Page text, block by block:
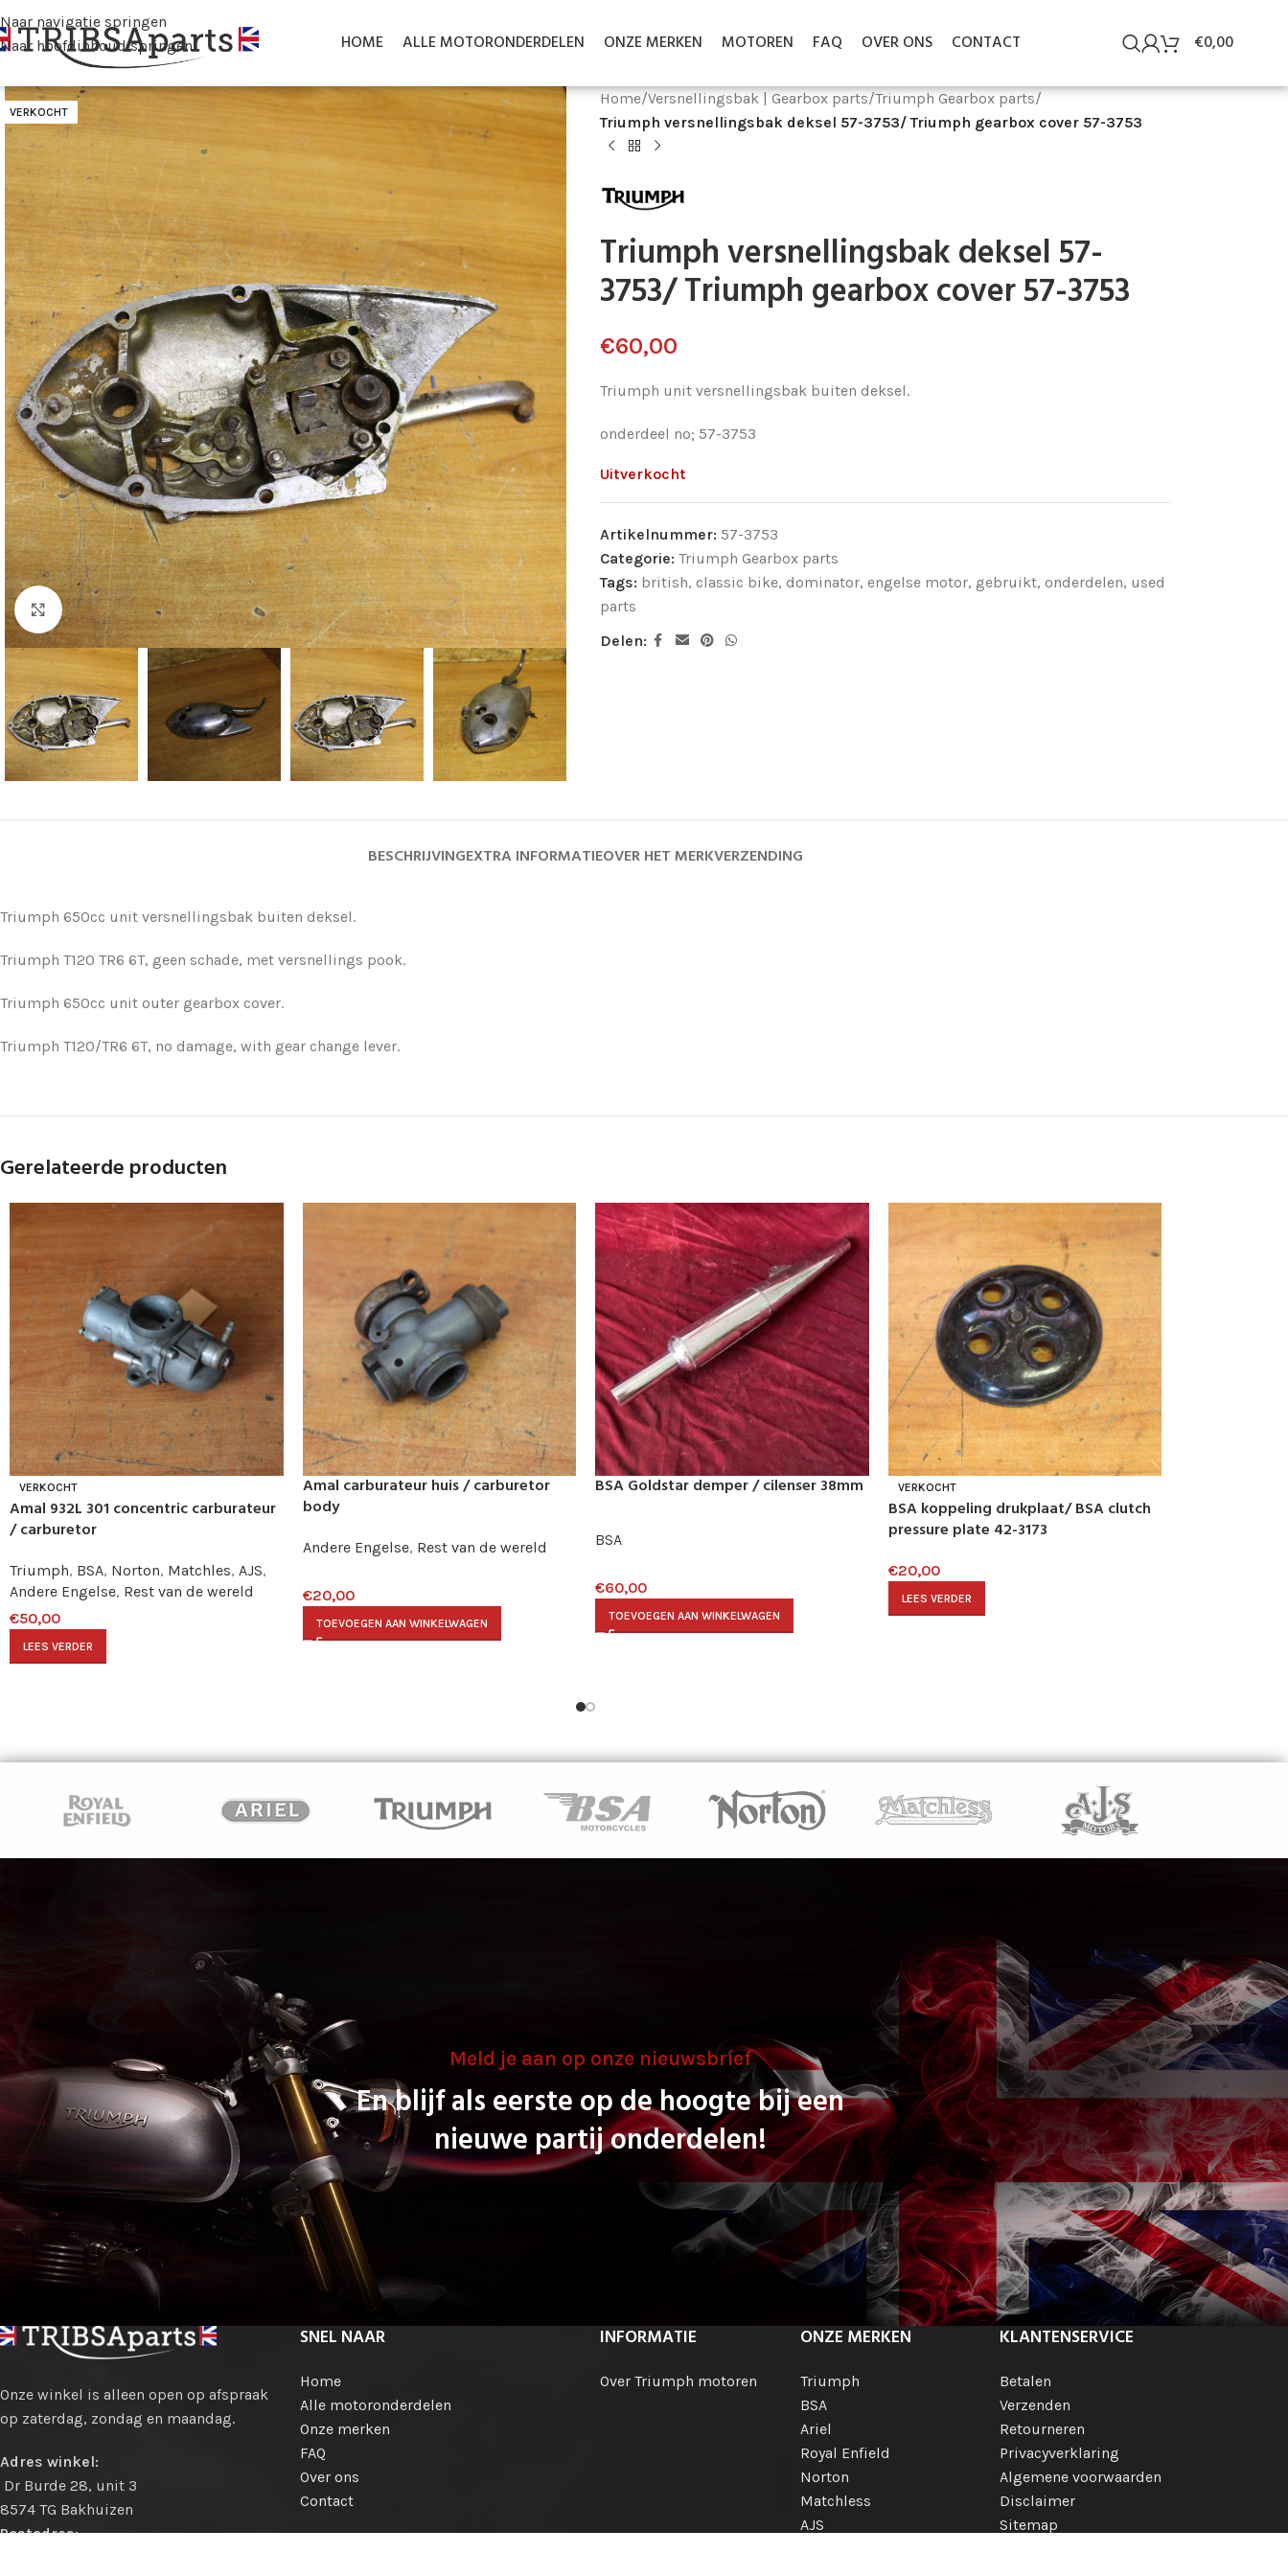
Naar navigatie springen
Naar hoofdinhoud springen
HOME ALLE MOTORONDERDELEN ONZE MERKEN MOTOREN FAQ OVER ONS CONTACT €0,00
VERKOCHT
Klik voor vergroting
Home/Versnellingsbak | Gearbox parts/Triumph Gearbox parts/
Triumph versnellingsbak deksel 57-3753/ Triumph gearbox cover 57-3753
Triumph versnellingsbak deksel 57-
3753/ Triumph gearbox cover 57-3753
€60,00
Triumph unit versnellingsbak buiten deksel.
onderdeel no; 57-3753
Uitverkocht
Artikelnummer: 57-3753
Categorie: Triumph Gearbox parts
Tags: british, classic bike, dominator, engelse motor, gebruikt, onderdelen, used
parts
Delen:
BESCHRIJVINGEXTRA INFORMATIEOVER HET MERKVERZENDING
Triumph 650cc unit versnellingsbak buiten deksel.
Triumph T120 TR6 6T, geen schade, met versnellings pook.
Triumph 650cc unit outer gearbox cover.
Triumph T120/TR6 6T, no damage, with gear change lever.
Gerelateerde producten
VERKOCHT
Amal 932L 301 concentric carburateur
/ carburetor
Triumph, BSA, Norton, Matchles, AJS,
Andere Engelse, Rest van de wereld
€50,00
LEES VERDER
Amal carburateur huis / carburetor
body
Andere Engelse, Rest van de wereld
€20,00
TOEVOEGEN AAN WINKELWAGEN
BSA Goldstar demper / cilenser 38mm
BSA
€60,00
TOEVOEGEN AAN WINKELWAGEN
VERKOCHT
BSA koppeling drukplaat/ BSA clutch
pressure plate 42-3173
€20,00
LEES VERDER
Meld je aan op onze nieuwsbrief
En blijf als eerste op de hoogte bij een
nieuwe partij onderdelen!
Onze winkel is alleen open op afspraak
op zaterdag, zondag en maandag.
Adres winkel:
Dr Burde 28, unit 3
8574 TG Bakhuizen
Postadres:
SNEL NAAR
Home
Alle motoronderdelen
Onze merken
FAQ
Over ons
Contact
INFORMATIE
Over Triumph motoren
ONZE MERKEN
Triumph
BSA
Ariel
Royal Enfield
Norton
Matchless
AJS
KLANTENSERVICE
Betalen
Verzenden
Retourneren
Privacyverklaring
Algemene voorwaarden
Disclaimer
Sitemap